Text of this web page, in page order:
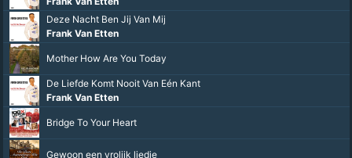
Deze Nacht Ben Jij Van Mij
Frank Van Etten
Mother How Are You Today
De Liefde Komt Nooit Van Eén Kant
Frank Van Etten
Bridge To Your Heart
Gewoon een vrolijk liedje